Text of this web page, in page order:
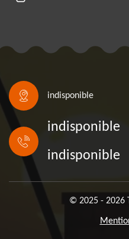
indisponible
indisponible
indisponible
© 2025 - 2026